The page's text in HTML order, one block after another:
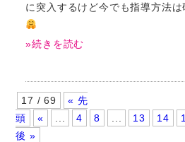
に突入するけど今でも指導方法は
»続きを読む
17 / 69
« 先
頭
« 4 8 13 14
後 »